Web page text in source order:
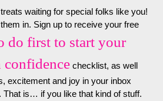
waiting for special folks like you!
in. Sign up to receive your free
do first to start your
checklist, as well
excitement and joy in your inbox
That is… if you like that kind of stuff.